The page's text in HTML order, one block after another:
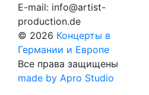
E-mail: info@artist-
production.de
© 2026 Концерты в
Германии и Европе
Все права защищены
made by Apro Studio